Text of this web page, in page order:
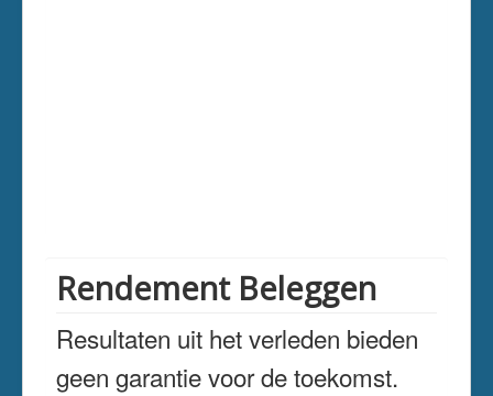
Rendement Beleggen
Resultaten uit het verleden bieden
geen garantie voor de toekomst.